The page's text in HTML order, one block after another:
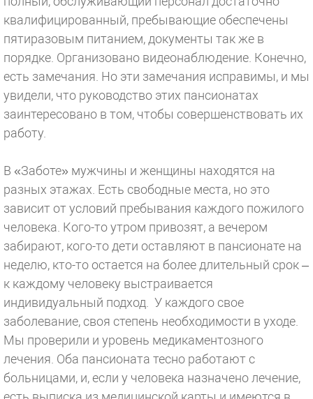
квалифицированный, пребывающие обеспечены
пятиразовым питанием, документы так же в
порядке. Организовано видеонаблюдение. Конечно,
есть замечания. Но эти замечания исправимы, и мы
увидели, что руководство этих пансионатах
заинтересовано в том, чтобы совершенствовать их
работу.
В «Заботе» мужчины и женщины находятся на
разных этажах. Есть свободные места, но это
зависит от условий пребывания каждого пожилого
человека. Кого-то утром привозят, а вечером
забирают, кого-то дети оставляют в пансионате на
неделю, кто-то остается на более длительный срок –
к каждому человеку выстраивается
индивидуальный подход. У каждого свое
заболевание, своя степень необходимости в уходе.
Мы проверили и уровень медикаментозного
лечения. Оба пансионата тесно работают с
больницами, и, если у человека назначено лечение,